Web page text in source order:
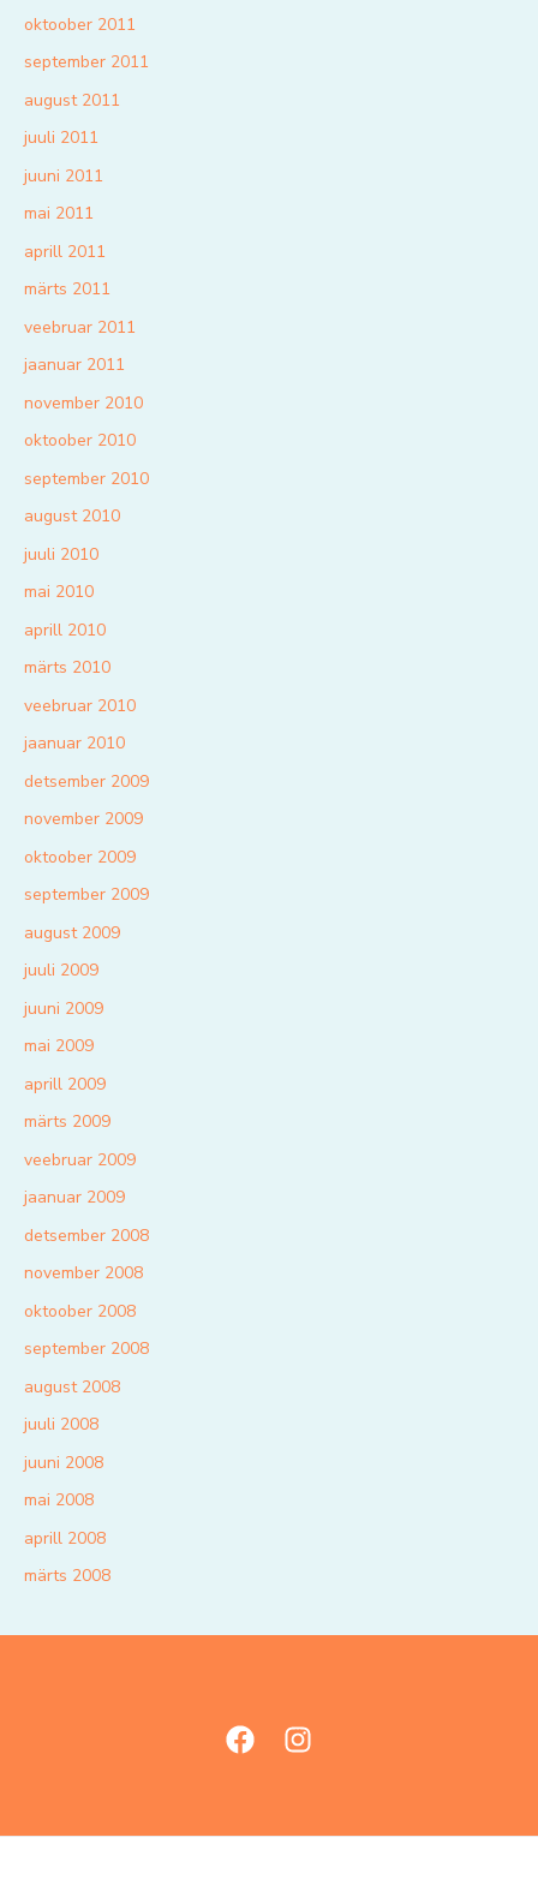
oktoober 2011
september 2011
august 2011
juuli 2011
juuni 2011
mai 2011
aprill 2011
märts 2011
veebruar 2011
jaanuar 2011
november 2010
oktoober 2010
september 2010
august 2010
juuli 2010
mai 2010
aprill 2010
märts 2010
veebruar 2010
jaanuar 2010
detsember 2009
november 2009
oktoober 2009
september 2009
august 2009
juuli 2009
juuni 2009
mai 2009
aprill 2009
märts 2009
veebruar 2009
jaanuar 2009
detsember 2008
november 2008
oktoober 2008
september 2008
august 2008
juuli 2008
juuni 2008
mai 2008
aprill 2008
märts 2008